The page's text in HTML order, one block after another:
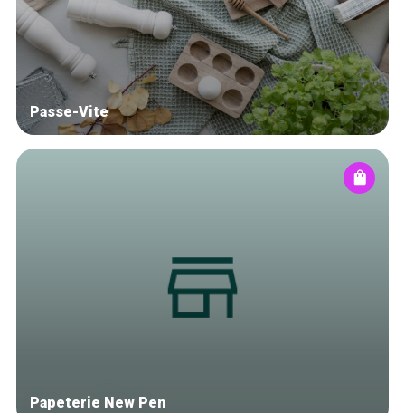
Tops 10
Artisans
A propos
Passe-Vite
Papeterie New Pen